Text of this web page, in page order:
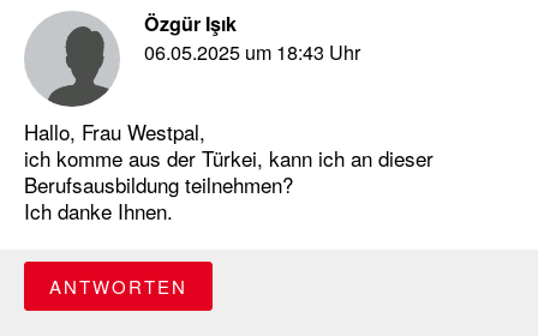
Özgür Işık
06.05.2025 um 18:43 Uhr
Hallo, Frau Westpal,
ich komme aus der Türkei, kann ich an dieser
Berufsausbildung teilnehmen?
Ich danke Ihnen.
ANTWORTEN